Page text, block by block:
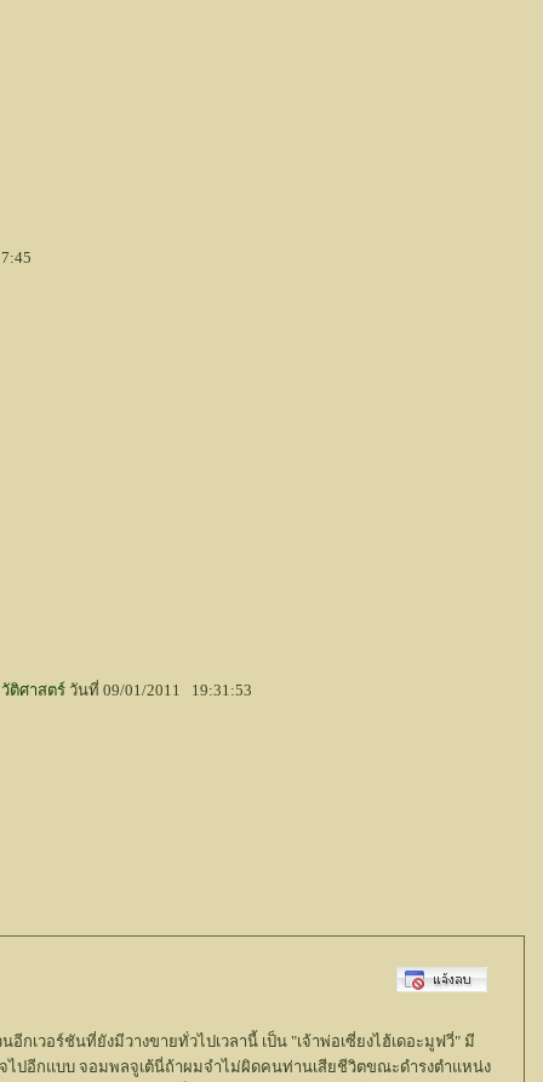
ติศาสตร์ วันที่ 09/01/2011 19:31:53
กเวอร์ชันที่ยังมีวางขายทั่วไปเวลานี้ เป็น "เจ้าพ่อเซี่ยงไฮ้เดอะมูฟวี่" มี
ไปอีกแบบ จอมพลจูเต้นี่ถ้าผมจำไม่ผิดคนท่านเสียชีวิตขณะดำรงตำแหน่ง